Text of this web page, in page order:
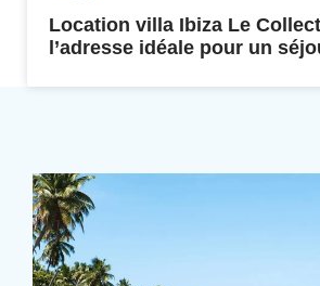
Location villa Ibiza Le
l’adresse idéale pour un